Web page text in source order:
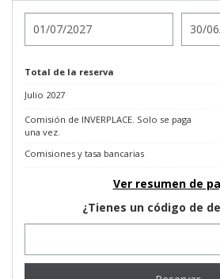
Total de la reserva
Julio 2027
Comisión de INVERPLACE. Solo se paga
una vez.
Comisiones y tasa bancarias
Ver resumen de
¿Tienes un código de